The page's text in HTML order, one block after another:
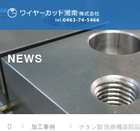
NEWS
Home 加工事例 チタン製 医療機器部品